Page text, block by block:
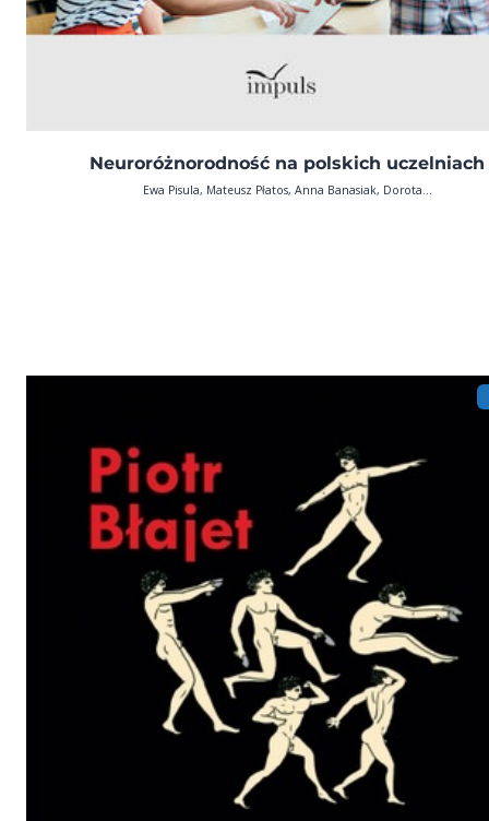
Neuroróżnorodność na polskich uczelniach
Ewa Pisula, Mateusz Płatos, Anna Banasiak, Dorota...